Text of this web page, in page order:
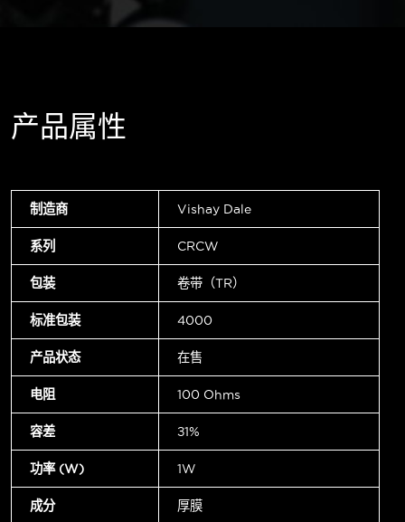
产品属性
制造商 Vishay Dale
系列 CRCW
包装 卷带（TR）
标准包装 4000
产品状态 在售
电阻 100 Ohms
容差 ±1%
功率 (W) 1W
成分 厚膜